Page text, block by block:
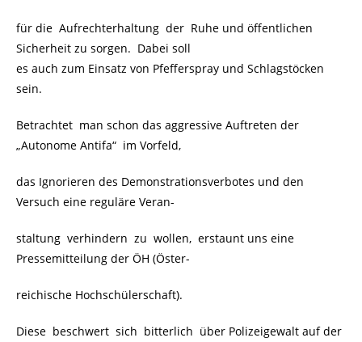
für die Aufrechterhaltung der Ruhe und öffentlichen
Sicherheit zu sorgen. Dabei soll
es auch zum Einsatz von Pfefferspray und Schlagstöcken
sein.
Betrachtet man schon das aggressive Auftreten der
„Autonome Antifa“ im Vorfeld,
das Ignorieren des Demonstrationsverbotes und den
Versuch eine reguläre Veran-
staltung verhindern zu wollen, erstaunt uns eine
Pressemitteilung der ÖH (Öster-
reichische Hochschülerschaft).
Diese beschwert sich bitterlich über Polizeigewalt auf der